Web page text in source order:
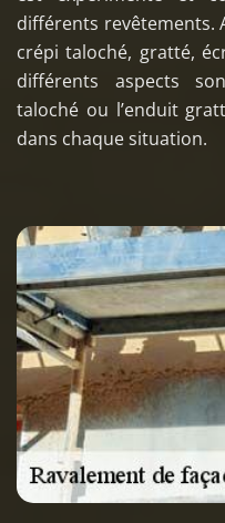
différents revêtements.
crépi taloché, gratté,
différents aspects
taloché ou l’enduit
dans chaque situation.